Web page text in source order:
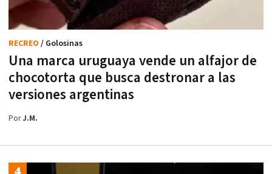
Una marca uruguaya vende un alfajor de
chocotorta que busca destronar a las
versiones argentinas
RECREO / Golosinas
PorJ.M.